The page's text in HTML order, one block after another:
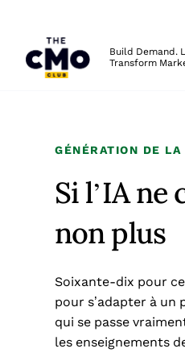
Build Demand.
Transform
GÉNÉRATION DE LA
Si l’IA
non plus
Soixante-dix pour
pour s’adapter à un
qui se passe
les enseignements